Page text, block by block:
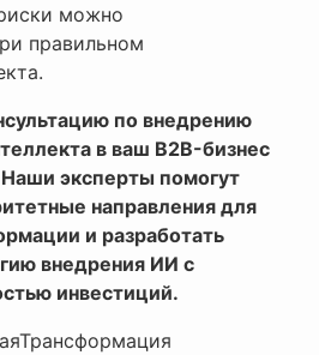
можно
правильном
по внедрению
в ваш B2B-бизнес
Наши эксперты помогут
направления для
и разработать
внедрения ИИ с
инвестиций.